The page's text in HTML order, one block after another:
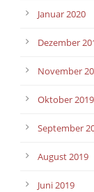
Januar 2020
Dezember
November
Oktober 2019
September
August 2019
Juni 2019